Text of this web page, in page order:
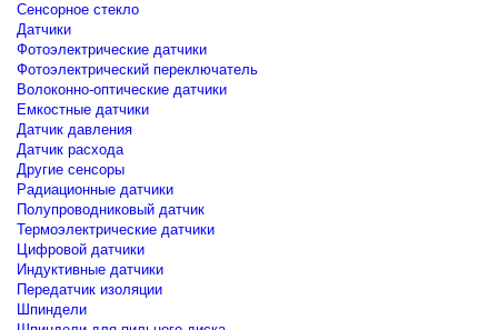
Сенсорное стекло
Датчики
Фотоэлектрические датчики
Фотоэлектрический переключатель
Волоконно-оптические датчики
Емкостные датчики
Датчик давления
Датчик расхода
Другие сенсоры
Радиационные датчики
Полупроводниковый датчик
Термоэлектрические датчики
Цифровой датчики
Индуктивные датчики
Передатчик изоляции
Шпиндели